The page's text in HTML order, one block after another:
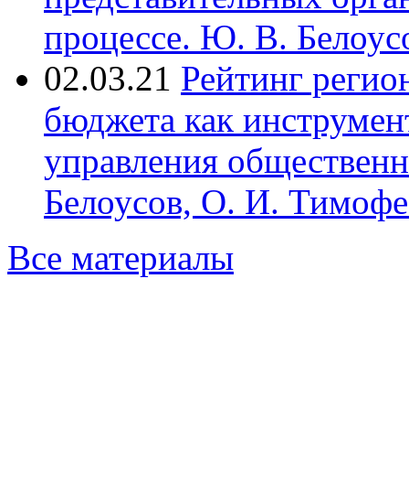
процессе. Ю. В.
02.03.21 Рейтинг
бюджета как
управления
Белоусов, О. И.
Все материалы